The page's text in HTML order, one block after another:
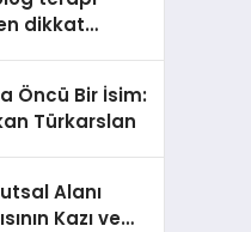
dikkat
Öncü Bir İsim:
Türkarslan
Alanı
Kazı ve